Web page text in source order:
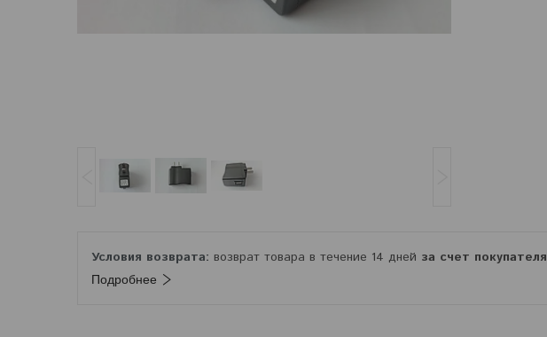
возврат товара в течение 14 дней за счет покупателя
Подробнее